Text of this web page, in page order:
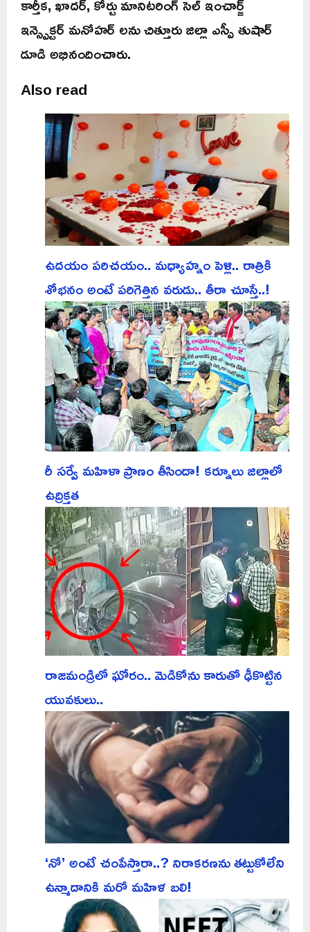
ఇన్స్పెక్టర్ మనోహర్ లను చిత్తూరు జిల్లా ఎస్పీ తుషార్
డూడి అభినందించారు.
Also read
ఉదయం పరిచయం.. మధ్యాహ్నం పెళ్లి.. రాత్రికి
శోభనం అంటే పరిగెత్తిన వరుడు.. తీరా చూస్తే..!
రీ సర్వే మహిళా ప్రాణం తీసిందా! కర్నూలు జిల్లాలో
ఉద్రిక్తత
రాజమండ్రిలో ఘోరం.. మెడికోను కారుతో ఢీకొట్టిన
యువకులు..
‘నో’ అంటే చంపేస్తారా..? నిరాకరణను తట్టుకోలేని
ఉన్మాదానికి మరో మహిళ బలి!